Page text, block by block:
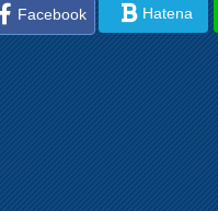
Facebook Hatena